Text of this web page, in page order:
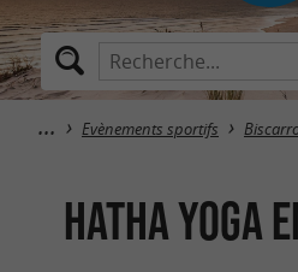
Evènements sportifs
Hatha Yoga